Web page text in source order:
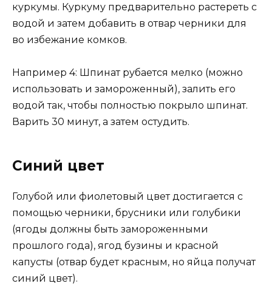
куркумы. Куркуму предварительно растереть с
водой и затем добавить в отвар черники для
во избежание комков.
Например 4: Шпинат рубается мелко (можно
использовать и замороженный), залить его
водой так, чтобы полностью покрыло шпинат.
Варить 30 минут, а затем остудить.
Синий цвет
Голубой или фиолетовый цвет достигается с
помощью черники, брусники или голубики
(ягоды должны быть замороженными
прошлого года), ягод бузины и красной
капусты (отвар будет красным, но яйца получат
синий цвет).